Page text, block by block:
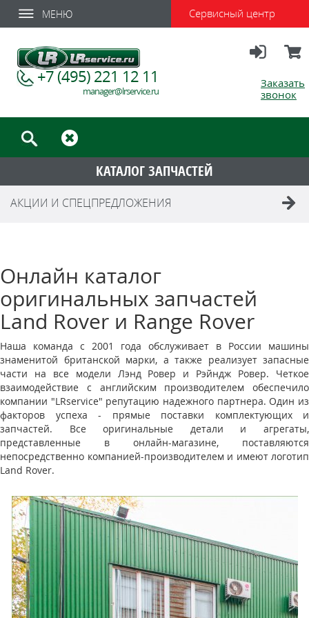
МЕНЮ Сервисный центр
Заказать
звонок
+7 (495) 221 12 11
manager@lrservice.ru
КАТАЛОГ ЗАПЧАСТЕЙ
АКЦИИ И СПЕЦПРЕДЛОЖЕНИЯ
Онлайн каталог
оригинальных запчастей
Land Rover и Range Rover
Наша команда с 2001 года обслуживает в России машины
знаменитой британской марки, а также реализует запасные
части на все модели Лэнд Ровер и Рэйндж Ровер. Четкое
взаимодействие с английским производителем обеспечило
компании "LRservice" репутацию надежного партнера. Один из
факторов успеха - прямые поставки комплектующих и
запчастей. Все оригинальные детали и агрегаты,
представленные в онлайн-магазине, поставляются
непосредственно компанией-производителем и имеют логотип
Land Rover.